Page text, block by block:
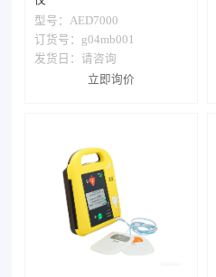
型号： AED7000
订货号：g04mb001
发货日： 请咨询
立即询价